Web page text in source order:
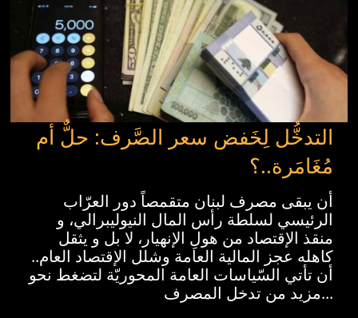
التدخُّل لِخَفض سعر الصَّرف: حلٌّ أم
مُغَامَرة..؟
أن يبقى مصرف لبنان متقمصاً دور العرّاب
الرئيسي لسلطة رأس المال النيوليبرالي، و
منقذ الإقتصاد من هولِ الإنهيار، لا بل و يثقل
كاهله عجز المالية العامة وشلل الإقتصاد العام..
أن تأتي السّياسات العامة المحوريّة لتضغط نحو
مزيد من تدخل المصرف...